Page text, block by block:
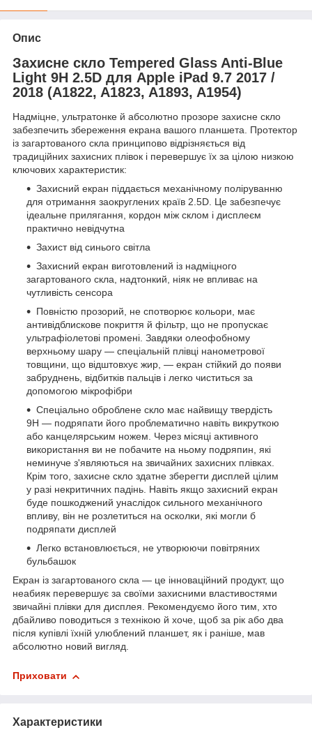
Опис
Захисне скло Tempered Glass Anti-Blue
Light 9H 2.5D для Apple iPad 9.7 2017 /
2018 (A1822, A1823, A1893, A1954)
Надміцне, ультратонке й абсолютно прозоре захисне скло
забезпечить збереження екрана вашого планшета. Протектор
із загартованого скла принципово відрізняється від
традиційних захисних плівок і перевершує їх за цілою низкою
ключових характеристик:
Захисний екран піддається механічному поліруванню
для отримання заокруглених країв 2.5D. Це забезпечує
ідеальне прилягання, кордон між склом і дисплеєм
практично невідчутна
Захист від синього світла
Захисний екран виготовлений із надміцного
загартованого скла, надтонкий, ніяк не впливає на
чутливість сенсора
Повністю прозорий, не спотворює кольори, має
антивідблискове покриття й фільтр, що не пропускає
ультрафіолетові промені. Завдяки олеофобному
верхньому шару — спеціальній плівці нанометрової
товщини, що відштовхує жир, — екран стійкий до появи
забруднень, відбитків пальців і легко чиститься за
допомогою мікрофібри
Спеціально оброблене скло має найвищу твердість
9H — подряпати його проблематично навіть викруткою
або канцелярським ножем. Через місяці активного
використання ви не побачите на ньому подряпин, які
неминуче з'являються на звичайних захисних плівках.
Крім того, захисне скло здатне зберегти дисплей цілим
у разі некритичних падінь. Навіть якщо захисний екран
буде пошкоджений унаслідок сильного механічного
впливу, він не розлетиться на осколки, які могли б
подряпати дисплей
Легко встановлюється, не утворюючи повітряних
бульбашок
Екран із загартованого скла — це інноваційний продукт, що
неабияк перевершує за своїми захисними властивостями
звичайні плівки для дисплея. Рекомендуємо його тим, хто
дбайливо поводиться з технікою й хоче, щоб за рік або два
після купівлі їхній улюблений планшет, як і раніше, мав
абсолютно новий вигляд.
Приховати
Характеристики